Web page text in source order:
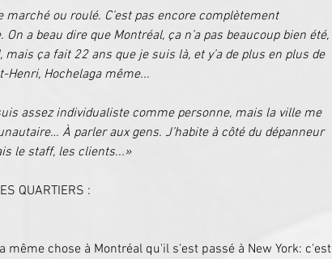
ou roulé. C’est pas encore complètement
a beau dire que Montréal, ça n’a pas beaucoup bien été,
ça fait 22 ans que je suis là, et y’a de plus en plus de
Henri, Hochelaga même...
assez individualiste comme personne, mais la ville me
À parler aux gens. J’habite à côté du dépanneur
le staff, les clients...»
QUARTIERS :
même chose à Montréal qu'il s'est passé à New York: c'est